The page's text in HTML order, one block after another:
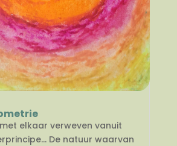
elkaar verweven vanuit
De natuur waarvan